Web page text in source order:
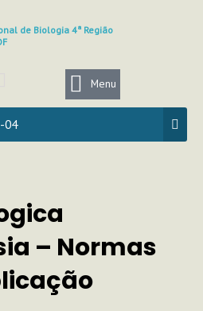
de Biologia 4ª Região
u
t
u
Menu
– Normas